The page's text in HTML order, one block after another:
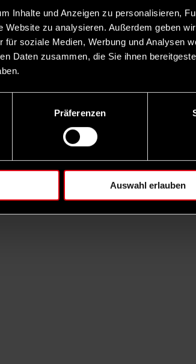
Inhalte und Anzeigen zu personalisieren,
Website zu analysieren. Außerdem geben
für soziale Medien, Werbung und Analysen
Daten zusammen, die Sie ihnen
Präferenzen
Auswahl erlauben